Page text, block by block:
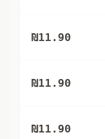
₪11.90
₪11.90
₪11.90